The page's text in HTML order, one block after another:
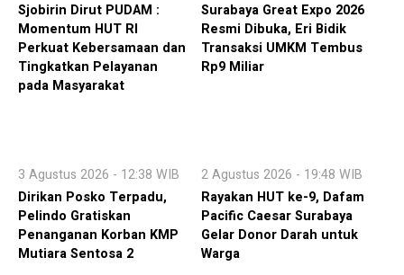
Sjobirin Dirut PUDAM :
Momentum HUT RI
Perkuat Kebersamaan dan
Tingkatkan Pelayanan
pada Masyarakat
Surabaya Great Expo 2026
Resmi Dibuka, Eri Bidik
Transaksi UMKM Tembus
Rp9 Miliar
3 Agustus 2026 - 12:38 WIB
Dirikan Posko Terpadu,
Pelindo Gratiskan
Penanganan Korban KMP
Mutiara Sentosa 2
2 Agustus 2026 - 19:48 WIB
Rayakan HUT ke-9, Dafam
Pacific Caesar Surabaya
Gelar Donor Darah untuk
Warga